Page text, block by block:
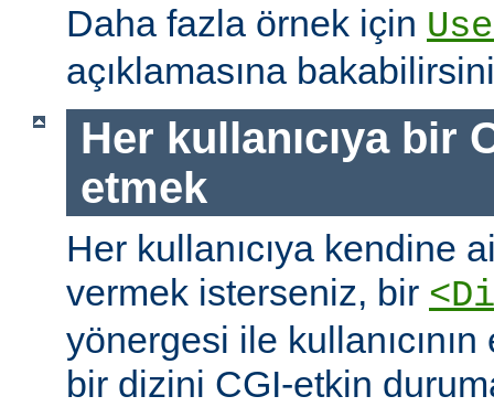
Daha fazla örnek için
açıklamasına
Her kullanıcıya bir
etmek
Her kullanıcıya kendine
vermek isterseniz, bir
yönergesi ile
bir dizini CGI-etkin